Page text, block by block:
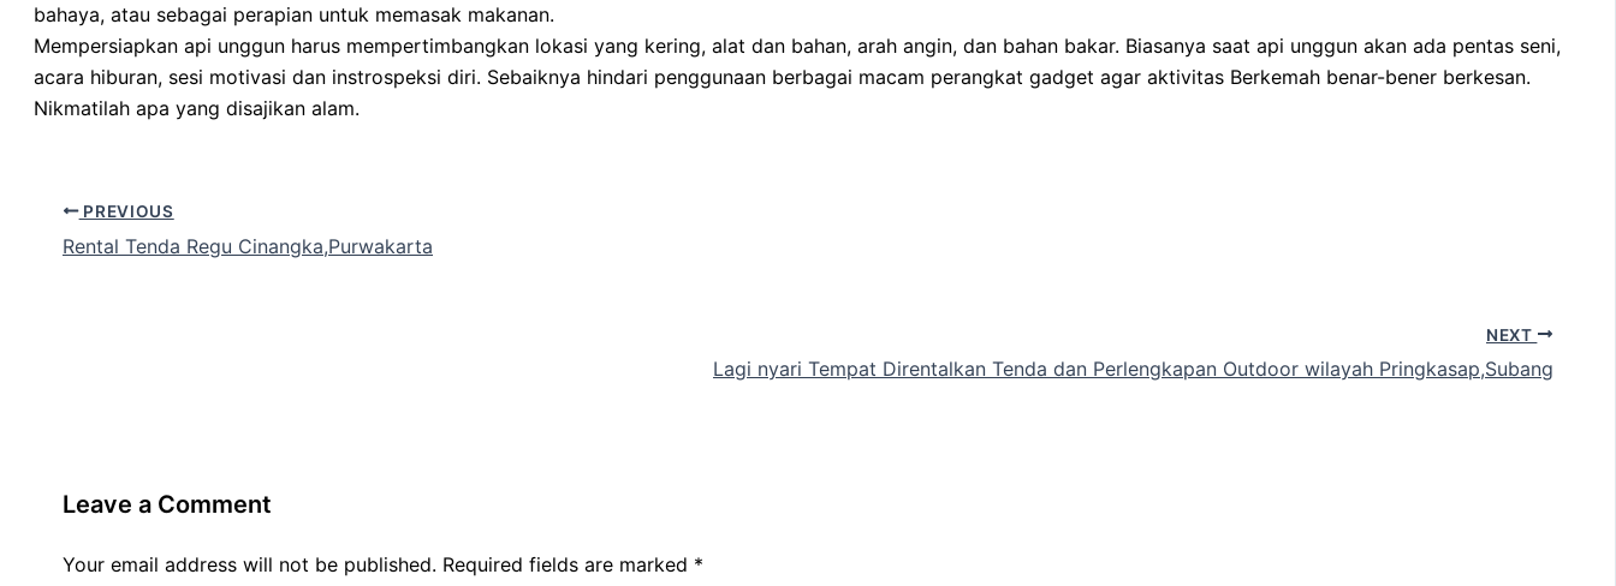
bahaya, atau sebagai perapian untuk memasak makanan.
Mempersiapkan api unggun harus mempertimbangkan lokasi yang kering, alat dan bahan, arah angin, dan bahan bakar. Biasanya saat api unggun akan ada pentas seni,
acara hiburan, sesi motivasi dan instrospeksi diri. Sebaiknya hindari penggunaan berbagai macam perangkat gadget agar aktivitas Berkemah benar-bener berkesan.
Nikmatilah apa yang disajikan alam.
PREVIOUS
Rental Tenda Regu Cinangka,Purwakarta
NEXT
Lagi nyari Tempat Direntalkan Tenda dan Perlengkapan Outdoor wilayah Pringkasap,Subang
Leave a Comment
Your email address will not be published. Required fields are marked *